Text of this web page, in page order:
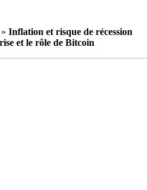
» Inflation et risque de récession
et le rôle de Bitcoin